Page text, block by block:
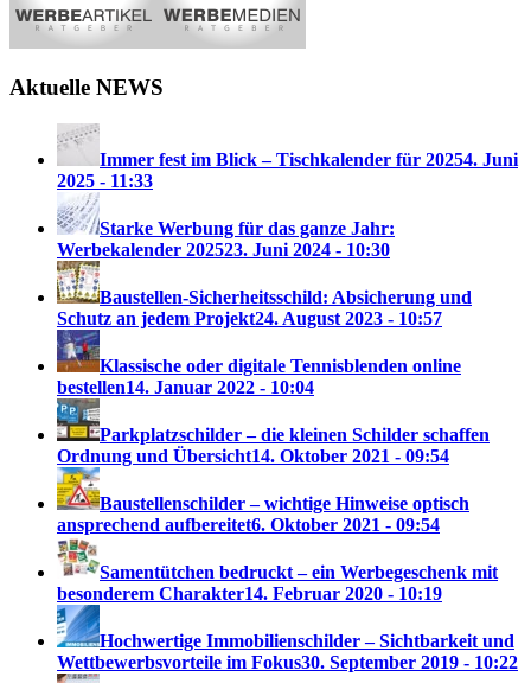
Aktuelle NEWS
Immer fest im Blick – Tischkalender für 20254. Juni
2025 - 11:33
Starke Werbung für das ganze Jahr:
Werbekalender 202523. Juni 2024 - 10:30
Baustellen-Sicherheitsschild: Absicherung und
Schutz an jedem Projekt24. August 2023 - 10:57
Klassische oder digitale Tennisblenden online
bestellen14. Januar 2022 - 10:04
Parkplatzschilder – die kleinen Schilder schaffen
Ordnung und Übersicht14. Oktober 2021 - 09:54
Baustellenschilder – wichtige Hinweise optisch
ansprechend aufbereitet6. Oktober 2021 - 09:54
Samentütchen bedruckt – ein Werbegeschenk mit
besonderem Charakter14. Februar 2020 - 10:19
Hochwertige Immobilienschilder – Sichtbarkeit und
Wettbewerbsvorteile im Fokus30. September 2019 - 10:22